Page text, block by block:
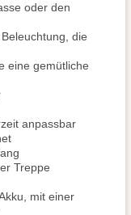
oder den
die
eine gemütliche
anpassbar
Treppe
mit einer